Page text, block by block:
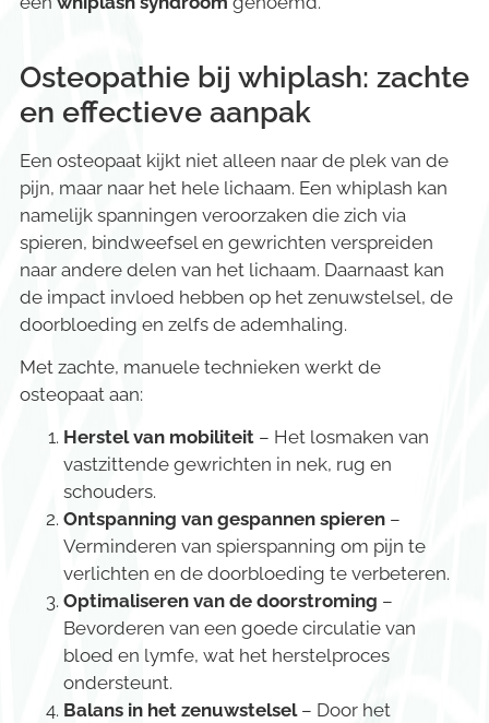
Osteopathie bij whiplash: zachte
en effectieve aanpak
Een osteopaat kijkt niet alleen naar de plek van de
pijn, maar naar het hele lichaam. Een whiplash kan
namelijk spanningen veroorzaken die zich via
spieren, bindweefsel en gewrichten verspreiden
naar andere delen van het lichaam. Daarnaast kan
de impact invloed hebben op het zenuwstelsel, de
doorbloeding en zelfs de ademhaling.
Met zachte, manuele technieken werkt de
osteopaat aan:
Herstel van mobiliteit – Het losmaken van
vastzittende gewrichten in nek, rug en
schouders.
Ontspanning van gespannen spieren –
Verminderen van spierspanning om pijn te
verlichten en de doorbloeding te verbeteren.
Optimaliseren van de doorstroming –
Bevorderen van een goede circulatie van
bloed en lymfe, wat het herstelproces
ondersteunt.
Balans in het zenuwstelsel– Door het